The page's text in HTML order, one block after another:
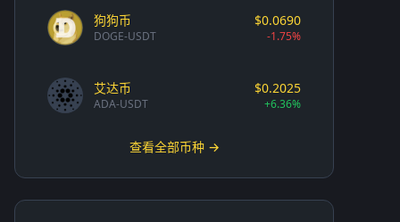
狗狗币
DOGE-USDT
$0.0690
-1.75%
艾达币
ADA-USDT
$0.2025
+6.36%
查看全部币种 →